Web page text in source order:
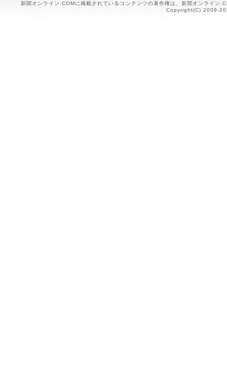
新聞オンライン.COMに掲載されているコンテンツの著作権は、新聞オンライン
Copyright(C) 2009-